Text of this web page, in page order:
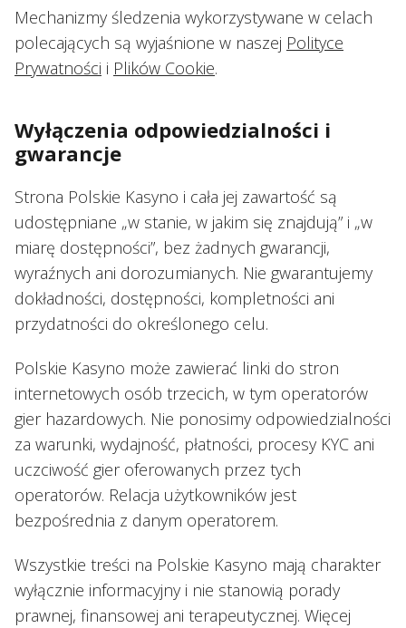
Mechanizmy śledzenia wykorzystywane w celach
polecających są wyjaśnione w naszej Polityce
Prywatności i Plików Cookie.
Wyłączenia odpowiedzialności i
gwarancje
Strona Polskie Kasyno i cała jej zawartość są
udostępniane „w stanie, w jakim się znajdują” i „w
miarę dostępności”, bez żadnych gwarancji,
wyraźnych ani dorozumianych. Nie gwarantujemy
dokładności, dostępności, kompletności ani
przydatności do określonego celu.
Polskie Kasyno może zawierać linki do stron
internetowych osób trzecich, w tym operatorów
gier hazardowych. Nie ponosimy odpowiedzialności
za warunki, wydajność, płatności, procesy KYC ani
uczciwość gier oferowanych przez tych
operatorów. Relacja użytkowników jest
bezpośrednia z danym operatorem.
Wszystkie treści na Polskie Kasyno mają charakter
wyłącznie informacyjny i nie stanowią porady
prawnej, finansowej ani terapeutycznej. Więcej